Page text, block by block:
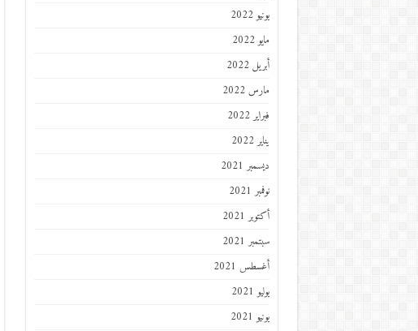
يونيو 2022
مايو 2022
أبريل 2022
مارس 2022
فبراير 2022
يناير 2022
ديسمبر 2021
نوفمبر 2021
أكتوبر 2021
سبتمبر 2021
أغسطس 2021
يوليو 2021
يونيو 2021